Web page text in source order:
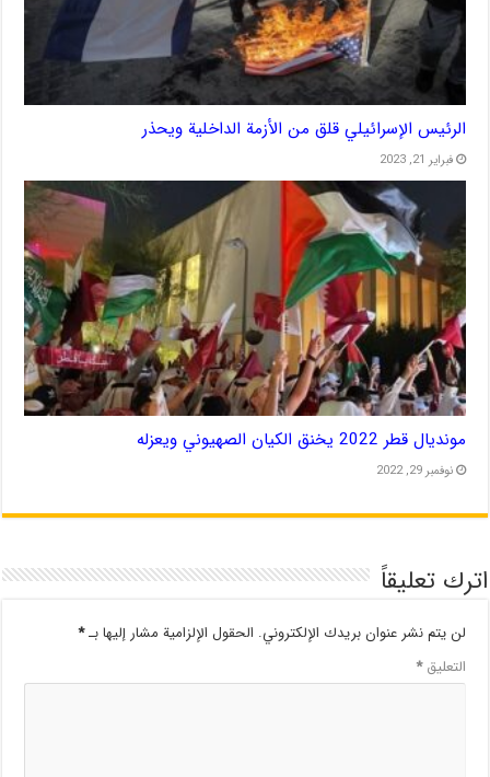
الرئيس الإسرائيلي قلق من الأزمة الداخلية ويحذر
فبراير 21, 2023
مونديال قطر 2022 يخنق الكيان الصهيوني ويعزله
نوفمبر 29, 2022
اترك تعليقاً
لن يتم نشر عنوان بريدك الإلكتروني. الحقول الإلزامية مشار إليها بـ*
التعليق*